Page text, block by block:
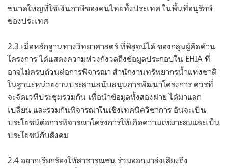
ขนาดใหญ่ที่ใช้เงินภาษีของคนไทยทั้งประเทศ ในพื้นที่อนุรักษ์
ของประเทศ
2.3 เมื่อหลักฐานทางวิทยาศาสตร์ ที่พิสูจน์ได้ ของกลุ่มผู้คัดค้าน
โครงการ ได้แสดงความห่วงกังวลถึงข้อมูลประกอบใน EHIA ที่
อาจไม่ครบถ้วนต่อการพิจารณา สำนักงานทรัพยากรน้ำแห่งชาติ
ในฐานะหน่วยงานประสานสนับสนุนการพัฒนาโครงการ ควรที่
จะจัดเวทีประชุมร่วมกัน เพื่อนำข้อมูลทั้งสองฝ่าย ได้มาแลก
เปลี่ยน และร่วมกันพิจารณาในเชิงเทคนิควิชาการ อันจะเป็น
ประโยชน์ต่อการพิจารณาโครงการให้เกิดความเหมาะสมและเป็น
ประโยชน์กับสังคม
2.4 อยากเรียกร้องให้สาธารณชน ร่วมออกมาส่งเสียงถึง